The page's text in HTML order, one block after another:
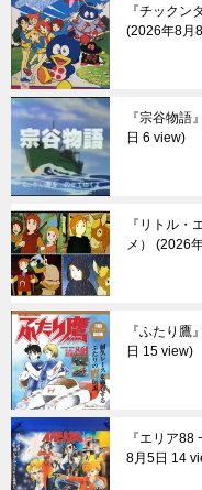
『チックン
2026年8月
『宗谷物語
日 6 view
『リトル・
メ）
2026
『ふたり鷹
日 15 view
『エリア88
8月5日 14